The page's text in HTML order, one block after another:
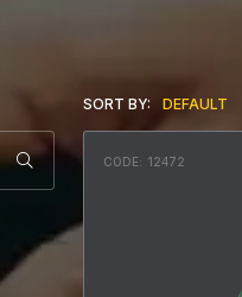
SORT BY: DEFAULT
CODE: 12472